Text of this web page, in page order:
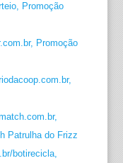
Promoção
Promoção
Patrulha do Frizz
botirecicla,